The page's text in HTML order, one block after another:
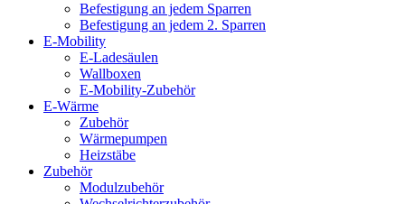
Befestigung an jedem Sparren
Befestigung an jedem 2. Sparren
E-Mobility
E-Ladesäulen
Wallboxen
E-Mobility-Zubehör
E-Wärme
Zubehör
Wärmepumpen
Heizstäbe
Zubehör
Modulzubehör